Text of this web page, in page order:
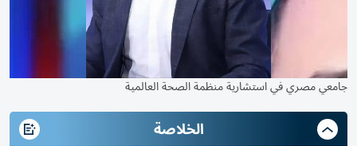
جامعي مصري في استشارية منظمة الصحة العالمية
الخلاصة